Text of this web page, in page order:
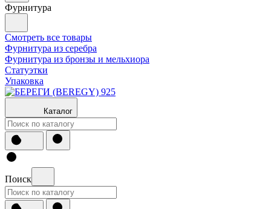
Фурнитура
Смотреть все товары
Фурнитура из серебра
Фурнитура из бронзы и мельхиора
Статуэтки
Упаковка
Каталог
Поиск